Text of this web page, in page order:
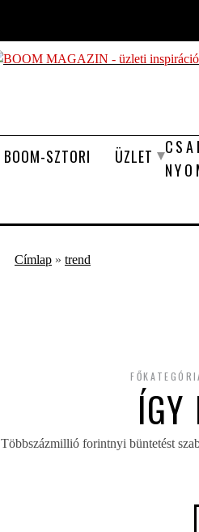
BOOM-SZTORI ÜZLET
Jelenlegi hely
Címlap » trend
ÍGY
Többszázmillió forintnyi büntetést